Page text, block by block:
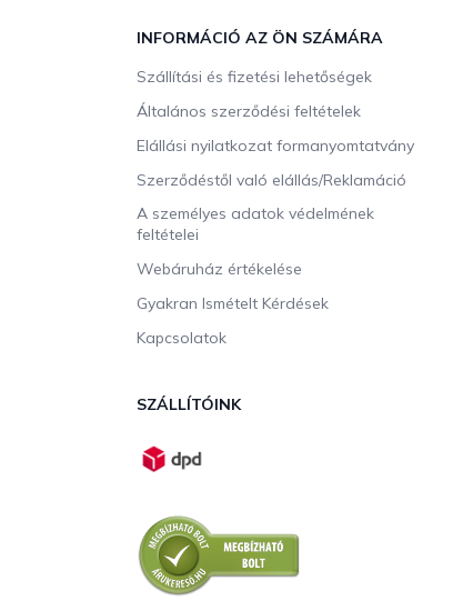
INFORMÁCIÓ AZ ÖN SZÁMÁRA
Szállítási és fizetési lehetőségek
Általános szerződési feltételek
Elállási nyilatkozat formanyomtatvány
Szerződéstől való elállás/Reklamáció
A személyes adatok védelmének
feltételei
Webáruház értékelése
Gyakran Ismételt Kérdések
Kapcsolatok
SZÁLLÍTÓINK